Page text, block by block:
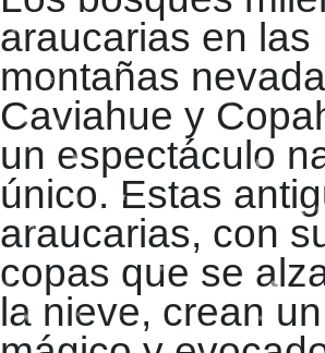
araucarias en las
montañas
Caviahue y
un espectáculo
único. Estas
araucarias, con
copas que se
la nieve, crean